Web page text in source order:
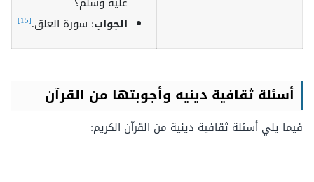
الجواب: سورة العلق.[15]
أسئلة ثقافية دينيه وأجوبتها من القرآن
فيما يلي أسئلة ثقافية دينية من القرآن الكريم: